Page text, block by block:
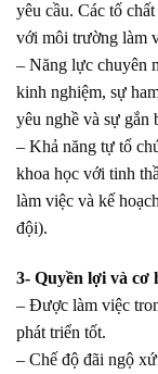
yêu cầu. Các tố
với môi trường làm
– Năng lực chuyên
kinh nghiệm, sự
yêu nghề và sự gắn
– Khả năng tự tổ
khoa học với tinh
làm việc và kế
đội).
3- Quyền lợi và cơ
– Được làm việc
phát triển tốt.
– Chế độ đãi ngộ